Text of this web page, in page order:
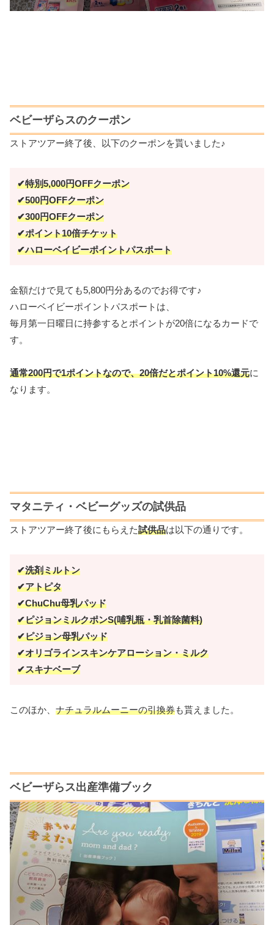
ベビーザらスのクーポン
ストアツアー終了後、以下のクーポンを貰いました♪
✔特別5,000円OFFクーポン
✔500円OFFクーポン
✔300円OFFクーポン
✔ポイント10倍チケット
✔ハローベイビーポイントパスポート
金額だけで見ても5,800円分あるのでお得です♪
ハローベイビーポイントパスポートは、
毎月第一日曜日に持参するとポイントが20倍になるカードで
す。
通常200円で1ポイントなので、20倍だとポイント10%還元に
なります。
マタニティ・ベビーグッズの試供品
ストアツアー終了後にもらえた試供品は以下の通りです。
✔洗剤ミルトン
✔アトピタ
✔ChuChu母乳パッド
✔ピジョンミルクポンS(哺乳瓶・乳首除菌料)
✔ピジョン母乳パッド
✔オリゴラインスキンケアローション・ミルク
✔スキナベーブ
このほか、 ナチュラルムーニーの引換券も貰えました。
ベビーザらス出産準備ブック